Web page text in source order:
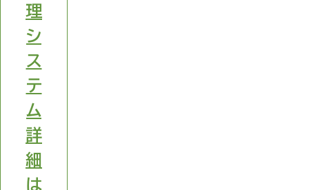
理
シ
ス
テ
ム
詳
細
は